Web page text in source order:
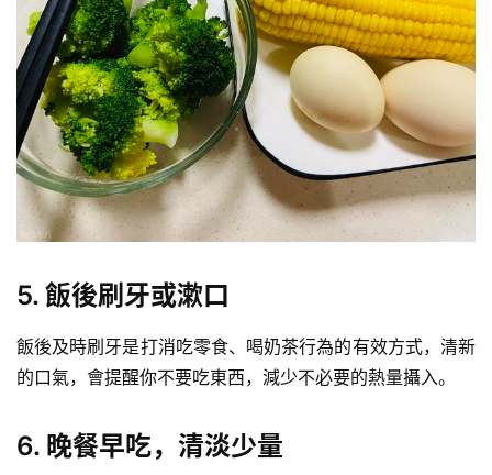
減
脂
計
劃
有
氧
運
練
心
力
5. 飯後刷牙或漱口
飯後及時刷牙是打消吃零食、喝奶茶行為的有效方式，清新
的口氣，會提醒你不要吃東西，減少不必要的熱量攝入。
6. 晚餐早吃，清淡少量